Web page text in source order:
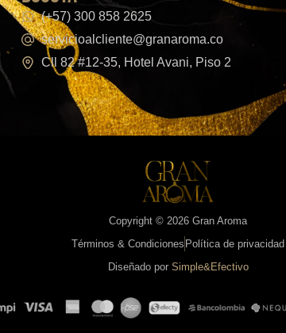
(+57) 300 858 2625
servicioalcliente@granaroma.co
Cll 82 #12-35, Hotel Avani, Piso 2
Copyright © 2026 Gran Aroma
Términos & Condiciones Política de privacidad
Diseñado por Simple&Efectivo